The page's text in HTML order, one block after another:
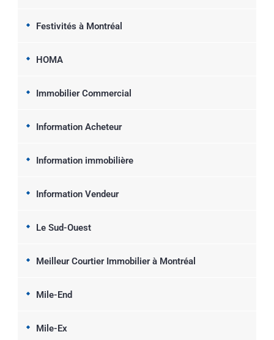
Festivités à Montréal
HOMA
Immobilier Commercial
Information Acheteur
Information immobilière
Information Vendeur
Le Sud-Ouest
Meilleur Courtier Immobilier à Montréal
Mile-End
Mile-Ex